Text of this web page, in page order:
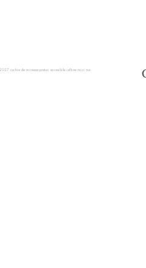
rochie de mireasa preturi accesibile ieftine mici noi